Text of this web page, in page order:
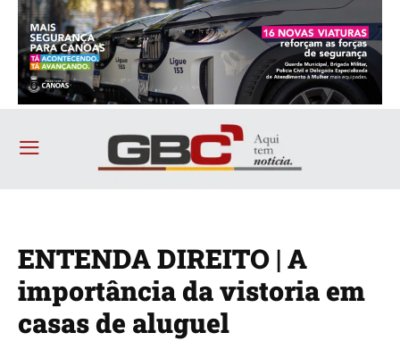
ENTENDA DIREITO | A
importância da vistoria em
casas de aluguel